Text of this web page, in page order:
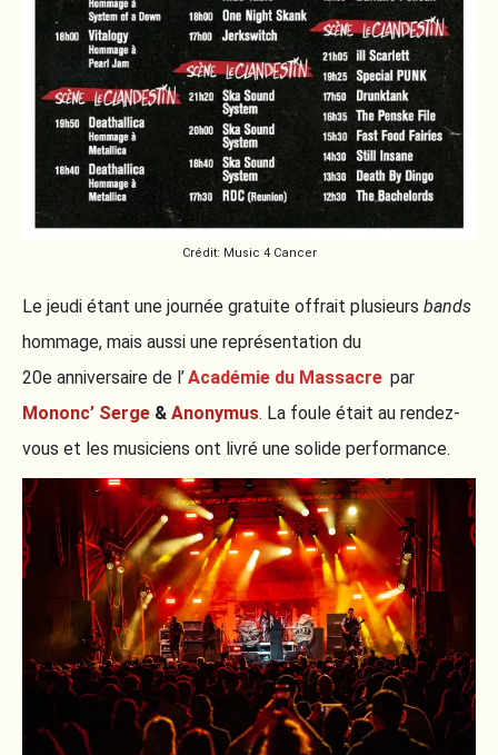
Crédit: Music 4 Cancer
Le jeudi étant une journée gratuite offrait plusieurs bands
hommage, mais aussi une représentation du
20e anniversaire de l’Académie du Massacre par
Mononc’ Serge & Anonymus. La foule était au rendez-
vous et les musiciens ont livré une solide performance.